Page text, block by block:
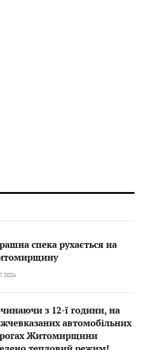
спека рухається на
з 12-ї години, на
автомобільних
Житомирщини